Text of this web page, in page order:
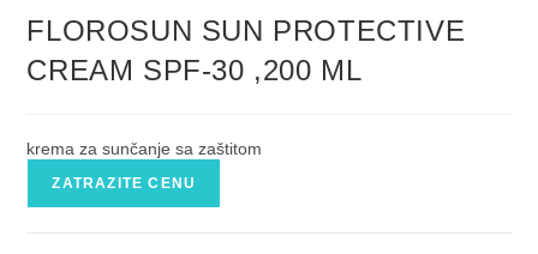
FLOROSUN SUN PROTECTIVE
CREAM SPF-30 ,200 ML
krema za sunčanje sa zaštitom
ZATRAZITE CENU